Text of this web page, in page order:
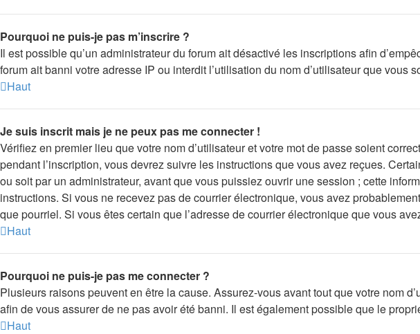
Pourquoi ne puis-je pas m’inscrire ?
Il est possible qu’un administrateur du forum ait désactivé les inscriptions afin
forum ait banni votre adresse IP ou interdit l’utilisation du nom d’utilisateur que
Haut
Je suis inscrit mais je ne peux pas me connecter !
Vérifiez en premier lieu que votre nom d’utilisateur et votre mot de passe soient
pendant l’inscription, vous devrez suivre les instructions que vous avez reçues.
ou soit par un administrateur, avant que vous puissiez ouvrir une session ; cette
instructions. Si vous ne recevez pas de courrier électronique, vous avez
que pourriel. Si vous êtes certain que l’adresse de courrier électronique que vous
Haut
Pourquoi ne puis-je pas me connecter ?
Plusieurs raisons peuvent en être la cause. Assurez-vous avant tout que votre nom
afin de vous assurer de ne pas avoir été banni. Il est également possible que le
Haut